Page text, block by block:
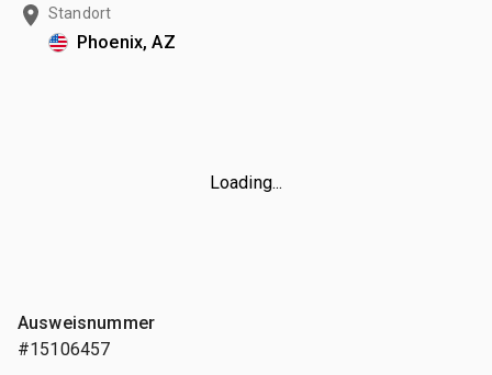
Standort
Phoenix, AZ
Loading...
Ausweisnummer
#15106457